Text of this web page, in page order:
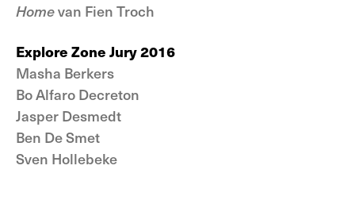
Homevan Fien Troch
Explore Zone Jury 2016
Masha Berkers
Bo Alfaro Decreton
Jasper Desmedt
Ben De Smet
Sven Hollebeke